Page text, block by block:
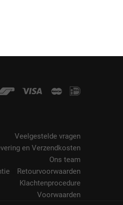
Veelgestelde vragen
en Verzendkosten
Ons team
Retourvoorwaarden
Klachtenprocedure
Voorwaarden